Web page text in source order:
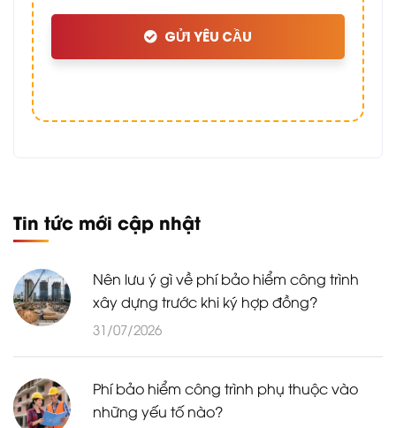
GỬI YÊU CẦU
Tin tức mới cập nhật
Nên lưu ý gì về phí bảo hiểm công trình
xây dựng trước khi ký hợp đồng?
31/07/2026
Phí bảo hiểm công trình phụ thuộc vào
những yếu tố nào?